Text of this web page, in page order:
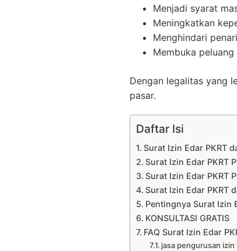
Menjadi syarat
Meningkatkan
Menghindari
Membuka
Dengan legalitas yang
pasar.
Daftar Isi
Surat Izin Edar PKRT
Surat Izin Edar PKRT
Surat Izin Edar PKRT
Surat Izin Edar PKRT
Pentingnya Surat Izin
KONSULTASI GRATIS
FAQ Surat Izin Edar
jasa pengurusan